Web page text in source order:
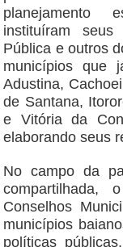
planejamento
instituíram seus
Pública e outros
municípios que
Adustina,
de Santana,
e Vitória da
elaborando seus
No campo da
compartilhada,
Conselhos
municípios
políticas